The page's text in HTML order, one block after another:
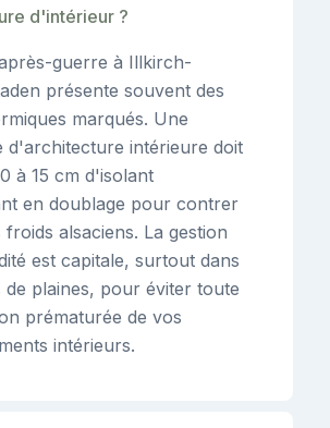
d'intérieur ?
guerre à Illkirch-
présente souvent des
marqués. Une
d'architecture intérieure doit
à 15 cm d'isolant
en doublage pour contrer
froids alsaciens. La gestion
est capitale, surtout dans
de plaines, pour éviter toute
prématurée de vos
intérieurs.